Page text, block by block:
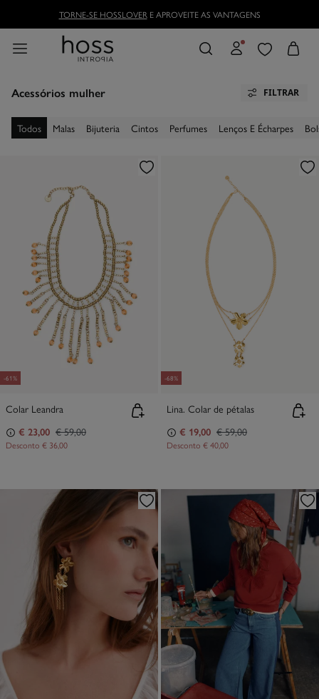
TORNE-SE HOSSLOVERE APROVEITE AS VANTAGENS
Acessórios mulher FILTRAR
Todos Malas Bijuteria Cintos Perfumes Lenços E Écharpes
-61%
Colar Leandra
€ 23,00 € 59,00
Desconto € 36,00
-68%
Lina. Colar de pétalas
€ 19,00 € 59,00
Desconto € 40,00